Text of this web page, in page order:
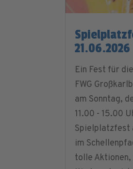
21.06.2026
Ein Fest für
FWG
am Sonntag,
11.00 - 15.00
Spielplatzfest
im
tolle Aktionen,